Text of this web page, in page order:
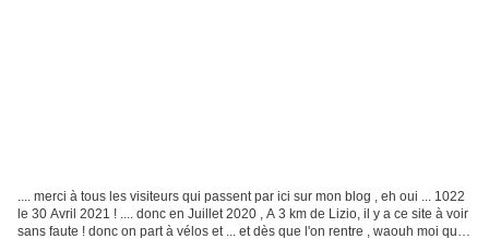
.... merci à tous les visiteurs qui passent par ici sur mon blog , eh oui ... 1022
le 30 Avril 2021 ! .... donc en Juillet 2020 , A 3 km de Lizio, il y a ce site à voir
sans faute ! donc on part à vélos et ... et dès que l'on rentre , waouh moi qui